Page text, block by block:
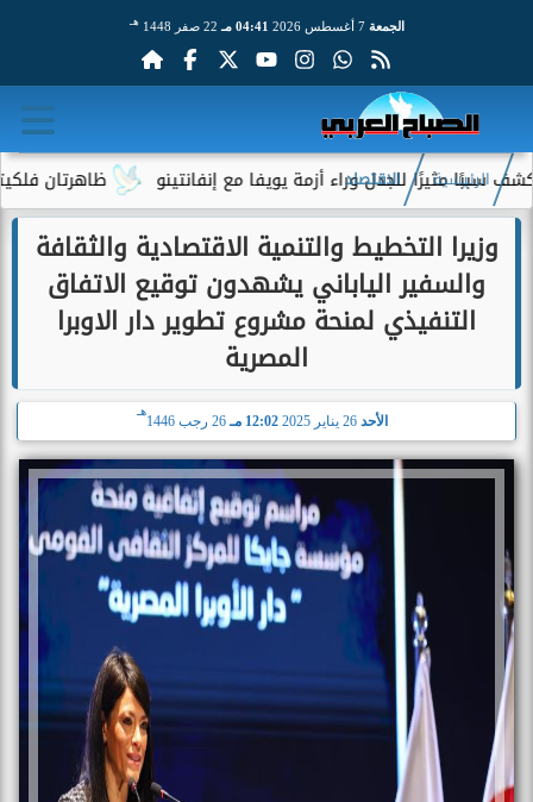
الجمعة 7 أغسطس 2026 04:41 مـ 22 صفر 1448 هـ
ظاهرتان فلكيتان للجدل وراء أزمة يويفا مع إنفانتينو
الرئيسية الاقتصاد
وزيرا التخطيط والتنمية الاقتصادية والثقافة
والسفير الياباني يشهدون توقيع الاتفاق
التنفيذي لمنحة مشروع تطوير دار الاوبرا
المصرية
الأحد 26 يناير 2025 12:02 مـ 26 رجب 1446
هـ